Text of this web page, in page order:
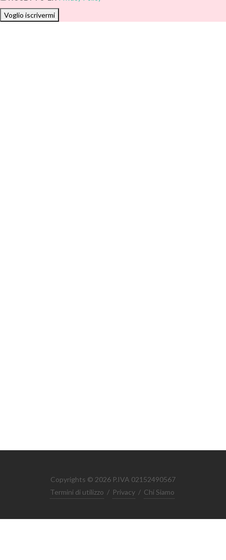
Voglio iscrivermi
Copyrights © 2026 P.IVA 02152490567
Termini di utilizzo / Privacy / Chi Siamo